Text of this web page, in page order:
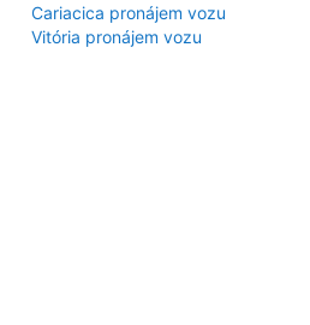
Cariacica pronájem vozu
Vitória pronájem vozu